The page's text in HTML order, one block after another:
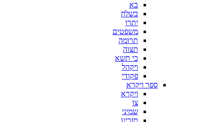
בא
בשלח
יתרו
משפטים
תרומה
תצוה
כי תשא
ויקהל
פקודי
ספר ויקרא
ויקרא
צו
שמיני
תזריע